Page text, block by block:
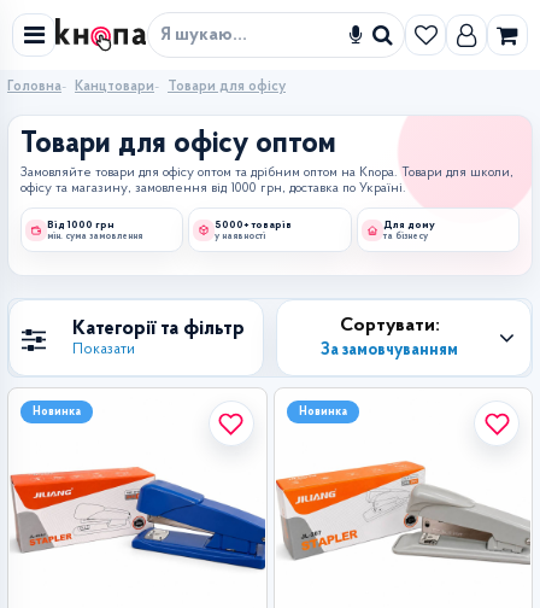
Знайти
Головна Канцтовари Товари для офісу
Товари для офісу оптом
Замовляйте товари для офісу оптом та дрібним оптом на Knopa. Товари для школи,
офісу та магазину, замовлення від 1000 грн, доставка по Україні.
Від 1000 грн
мін. сума замовлення
5000+ товарів
у наявності
Для дому
та бізнесу
Категорії та фільтр
Показати
Сортувати:
За замовчуванням
Новинка Новинка